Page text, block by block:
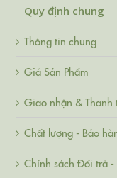
Quy định chung
Thông tin chung
Giá Sản Phẩm
Giao nhận & Thanh
Chất lượng - Bảo
Chính sách Đổi trả -